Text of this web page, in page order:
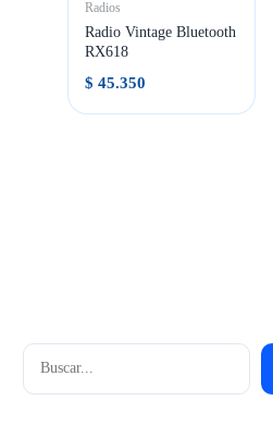
Radios
Radio Vintage Bluetooth
RX618
$ 45.350